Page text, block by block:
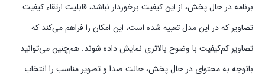
برنامه‌ در حال پخش، از این کیفیت برخوردار نباشد، قابلیت ارتقاء کیفیت
تصاویر که در این مدل تعبیه شده است، این امکان را فراهم می‌کند که
تصاویر کم‌کیفیت با وضوح بالاتری نمایش داده شوند. هم‌چنین می‌توانید
باتوجه به محتوای در حال پخش، حالت صدا و تصویر مناسب را انتخاب